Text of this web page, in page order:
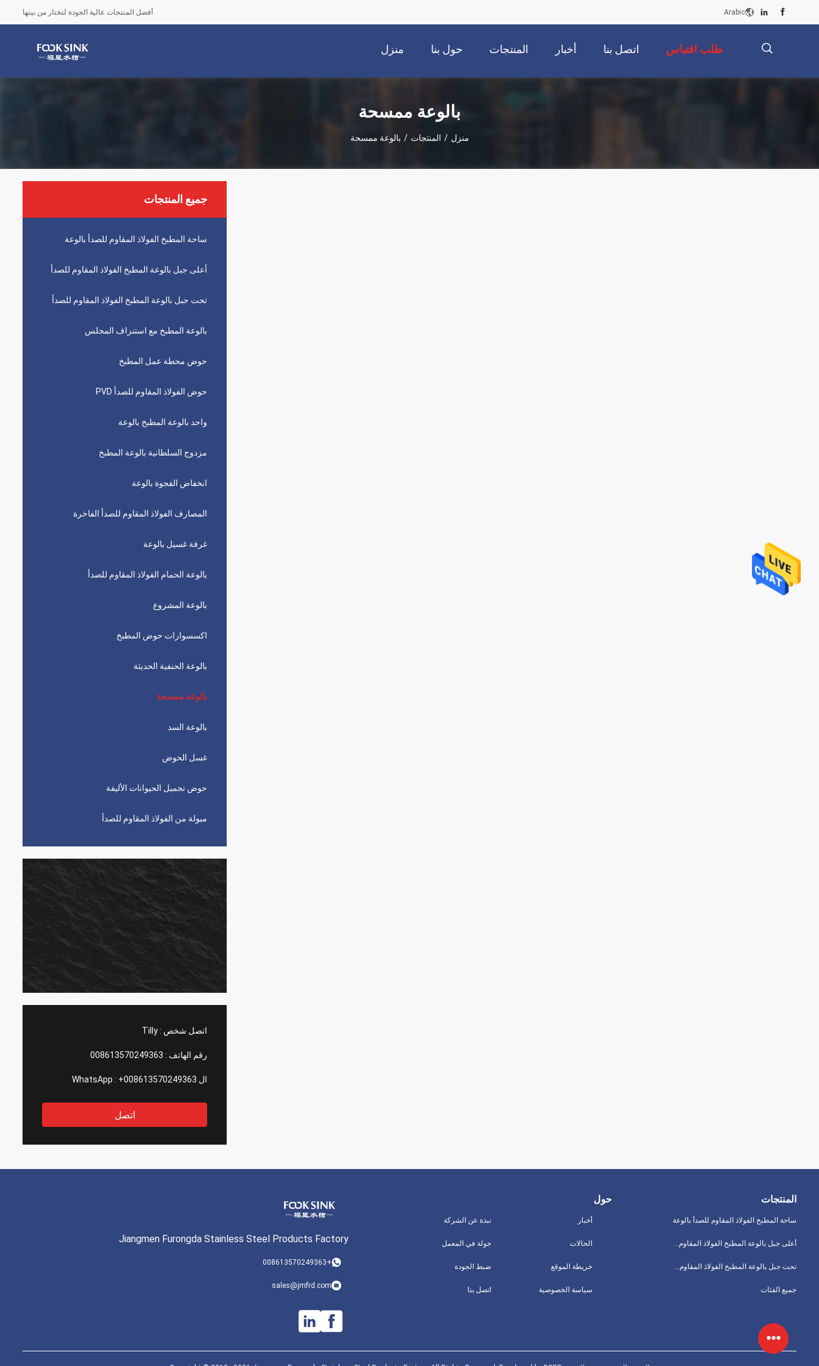
أفضل المنتجات عالية الجودة لتختار من بينها Arabic
منزل حول بنا المنتجات أخبار اتصل بنا طلب اقتباس
بالوعة ممسحة
منزل / المنتجات / بالوعة ممسحة
جميع المنتجات
ساحة المطبخ الفولاذ المقاوم للصدأ بالوعة
أعلى جبل بالوعة المطبخ الفولاذ المقاوم للصدأ
تحت جبل بالوعة المطبخ الفولاذ المقاوم للصدأ
بالوعة المطبخ مع استنزاف المجلس
حوض محطة عمل المطبخ
حوض الفولاذ المقاوم للصدأ PVD
واحد بالوعة المطبخ بالوعة
مزدوج السلطانية بالوعة المطبخ
انخفاض الفجوة بالوعة
المصارف الفولاذ المقاوم للصدأ الفاخرة
غرفة غسيل بالوعة
بالوعة الحمام الفولاذ المقاوم للصدأ
بالوعة المشروع
اكسسوارات حوض المطبخ
بالوعة الحنفية الحديثة
بالوعة ممسحة
بالوعة السد
غسل الحوض
حوض تجميل الحيوانات الأليفة
مبولة من الفولاذ المقاوم للصدأ
اتصل شخص :Tilly
رقم الهاتف : 008613570249363
ال WhatsApp : +008613570249363
اتصل
Jiangmen Furongda Stainless Steel Products Factory
+008613570249363
sales@jmfrd.com
حول
نبذة عن الشركة
جولة في المعمل
ضبط الجودة
اتصل بنا
أخبار
الحالات
خريطة الموقع
سياسة الخصوصية
المنتجات
ساحة المطبخ الفولاذ المقاوم للصدأ بالوعة
أعلى جبل بالوعة المطبخ الفولاذ المقاوم للصدأ
تحت جبل بالوعة المطبخ الفولاذ المقاوم للصدأ
جميع الفئات